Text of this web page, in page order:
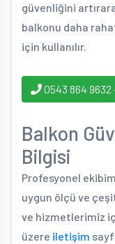
güvenliğini
balkonu daha
için kullanılır.
0543 864 9632
Balkon
Bilgisi
Profesyonel
uygun ölçü ve
ve hizmetlerimiz
üzere iletişim